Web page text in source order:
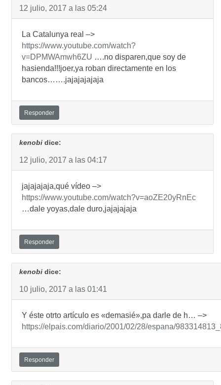
12 julio, 2017 a las 05:24
La Catalunya real –>
https://www.youtube.com/watch?
v=DPMWAmwh6ZU ….no disparen,que soy de
hasienda!!!joer,ya roban directamente en los
bancos…….jajajajajaja
Responder
kenobi dice:
12 julio, 2017 a las 04:17
jajajajaja,qué vídeo –>
https://www.youtube.com/watch?v=aoZE20yRnEc
…dale yoyas,dale duro,jajajajaja
Responder
kenobi dice:
10 julio, 2017 a las 01:41
Y éste otrto artículo es «demasié»,pa darle de h… –>
https://elpais.com/diario/2001/02/28/espana/
Responder